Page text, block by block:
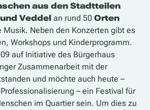
aus den Stadtteilen
Veddel an rund 50 Orten
Musik. Neben den Konzerten gibt es
Workshops und Kinderprogramm.
auf Initiative des Bürgerhaus
Zusammenarbeit mit der
und möchte auch heute –
– ein Festival für
im Quartier sein. Um dies zu